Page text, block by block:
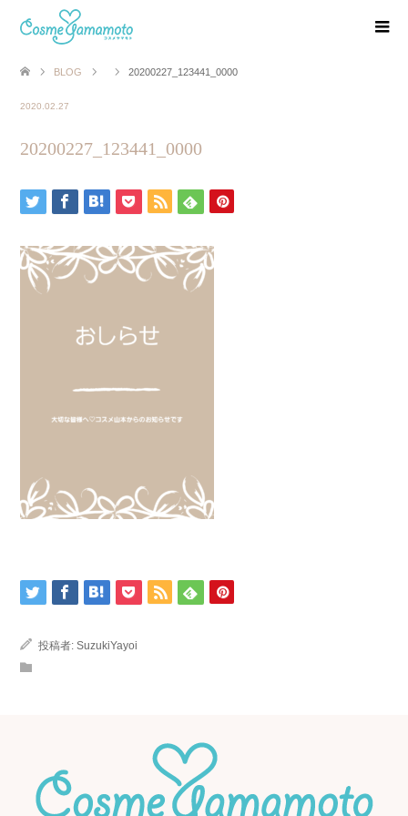
BLOG 20200227_123441_0000
2020.02.27
20200227_123441_0000
投稿者: SuzukiYayoi